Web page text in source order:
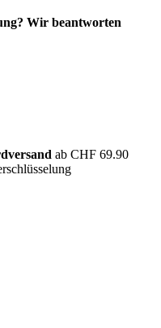
Wir beantworten
ab CHF 69.90